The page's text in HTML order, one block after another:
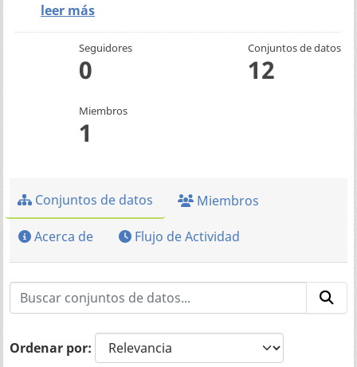
leer más
Seguidores
0
Conjuntos de datos
12
Miembros
1
Conjuntos de datos Miembros
Acerca de Flujo de Actividad
Ordenar por